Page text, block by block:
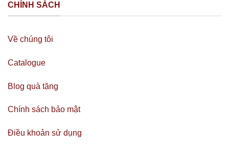
CHÍNH SÁCH
Về chúng tôi
Catalogue
Blog quà tặng
Chính sách bảo mật
Điều khoản sử dụng